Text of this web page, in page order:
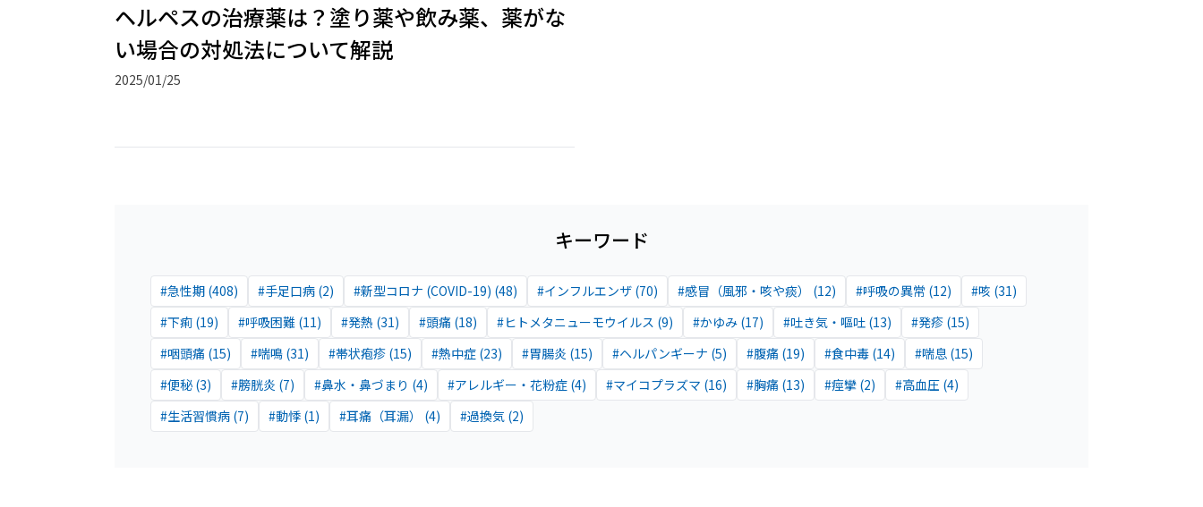
ヘルペスの治療薬は？塗り薬や飲み薬、薬がな
い場合の対処法について解説
2025/01/25
キーワード
#急性期 (408) #手足口病 (2) #新型コロナ (COVID-19) (48) #インフルエンザ (70) #感冒（風邪・咳や痰） (12) #呼吸の異常 (12) #咳 (31)
#下痢 (19) #呼吸困難 (11) #発熱 (31) #頭痛 (18) #ヒトメタニューモウイルス (9) #かゆみ (17) #吐き気・嘔吐 (13) #発疹 (15)
#咽頭痛 (15) #喘鳴 (31) #帯状疱疹 (15) #熱中症 (23) #胃腸炎 (15) #ヘルパンギーナ (5) #腹痛 (19) #食中毒 (14) #喘息 (15)
#便秘 (3) #膀胱炎 (7) #鼻水・鼻づまり (4) #アレルギー・花粉症 (4) #マイコプラズマ (16) #胸痛 (13) #痙攣 (2) #高血圧 (4)
#生活習慣病 (7) #動悸 (1) #耳痛（耳漏） (4) #過換気 (2)